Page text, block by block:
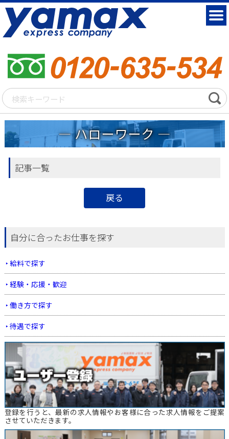
ハローワーク
記事一覧
戻る
自分に合ったお仕事を探す
給料で探す
経験・応援・歓迎
働き方で探す
待遇で探す
登録を行うと、最新の求人情報やお客様に合った求人情報をご提案
させていただきます。